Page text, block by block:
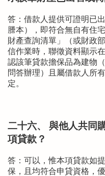
答：借款人提供可證明已
謄本），即符合無自有住
財產查詢清單」（或財政
信作業時，聯徵資料顯示
認該筆貸款擔保品為建物
問答辦理）且屬借款人所
定。
二十六、 與他人共同
項貸款？
答：可以，惟本項貸款如
保，且均符合申貸資格，